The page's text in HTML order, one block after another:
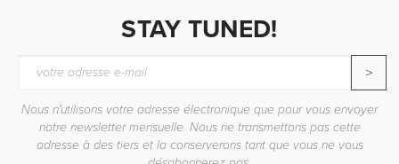
STAY TUNED!
>
Nous n'utilisons votre adresse électronique que pour vous envoyer
notre newsletter mensuelle. Nous ne transmettons pas cette
adresse à des tiers et la conserverons tant que vous ne vous